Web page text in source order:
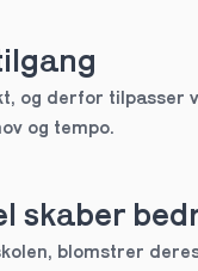
Næste
Spring over
og derfor tilpasser
og tempo.
skaber
blomstrer